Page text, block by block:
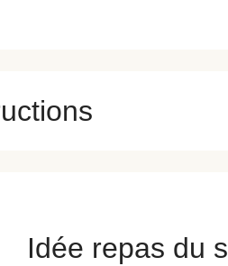
Idée repas du